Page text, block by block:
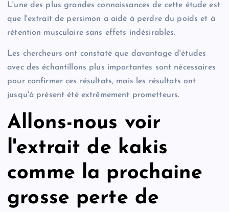
L'une des plus grandes connaissances de cette étude est
que l'extrait de persimon a aidé à perdre du poids et à
rétention musculaire sans effets indésirables.
Les chercheurs ont constaté que davantage d'études
avec des échantillons plus importantes sont nécessaires
pour confirmer ces résultats, mais les résultats ont
jusqu'à présent été extrêmement prometteurs.
Allons-nous voir
l'extrait de kakis
comme la prochaine
grosse perte de